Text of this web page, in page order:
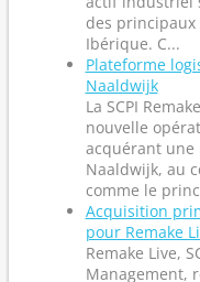
des
Ibérique. C...
Plateforme
Naaldwijk
La SCPI
nouvelle
acquérant une
Naaldwijk, au
comme le
Acquisition
pour Remake
Remake Live,
Management,